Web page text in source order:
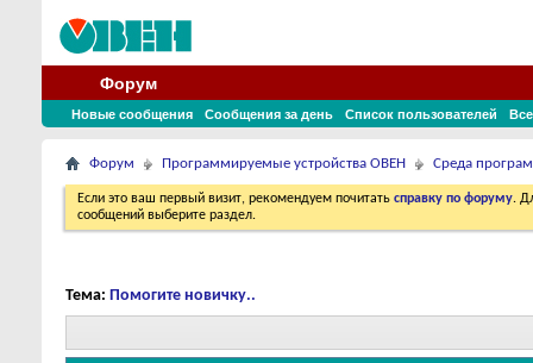
Форум
Новые сообщения Сообщения за день Список пользователей
Форум Программируемые устройства ОВЕН Среда
Если это ваш первый визит, рекомендуем почитать справку по форуму.
сообщений выберите раздел.
Тема: Помогите новичку..